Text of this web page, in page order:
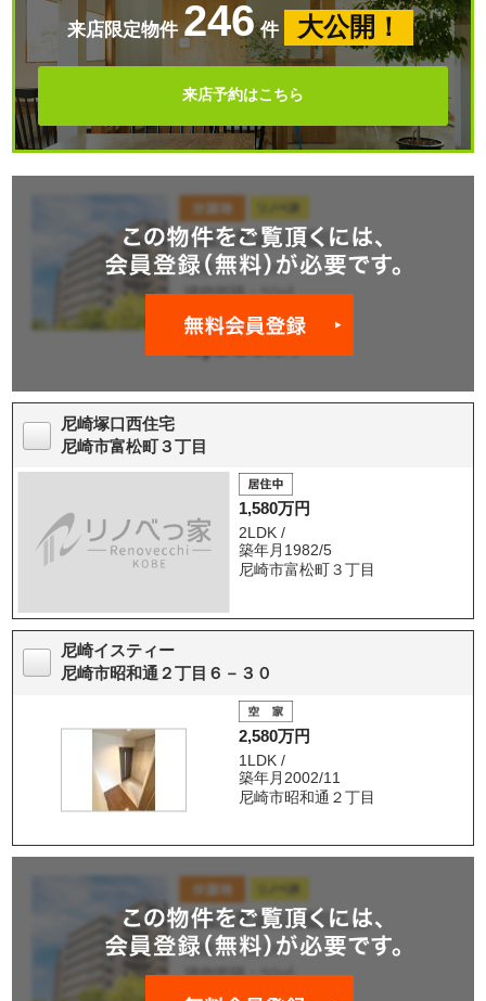
来店限定物件 246 件 大公開！
来店予約はこちら
尼崎塚口西住宅
尼崎市富松町３丁目
1,580万円
2LDK /
築年月1982/5
尼崎市富松町３丁目
尼崎イスティー
尼崎市昭和通２丁目６－３０
2,580万円
1LDK /
築年月2002/11
尼崎市昭和通２丁目